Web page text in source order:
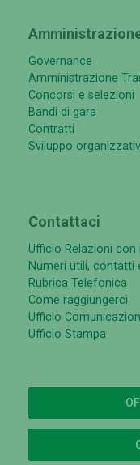
Governance
Amministrazione
Concorsi e selezioni
Bandi di gara
Contratti
Sviluppo
Contattaci
Ufficio Relazioni con
Numeri utili, contatti
Rubrica Telefonica
Come raggiungerci
Ufficio
Ufficio Stampa